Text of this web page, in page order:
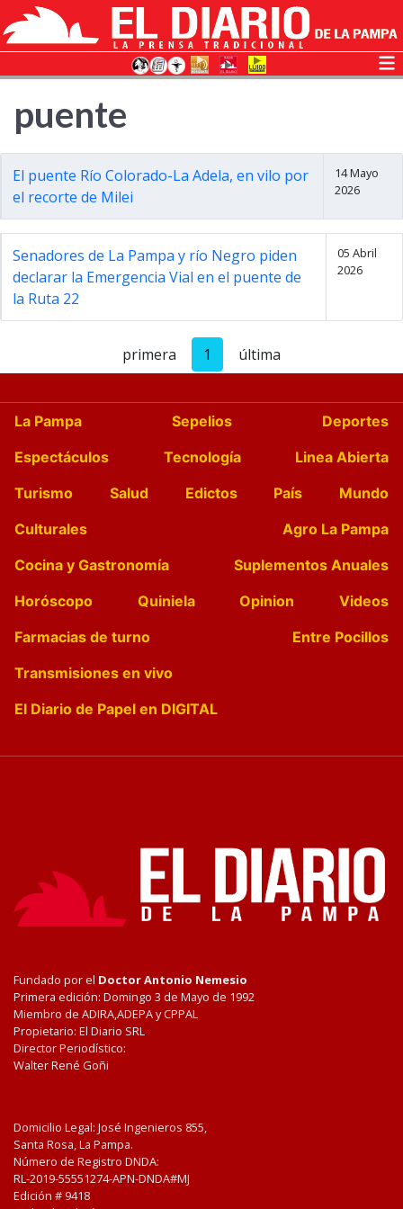
puente
El puente Río Colorado-La Adela, en vilo por
el recorte de Milei
14 Mayo
2026
Senadores de La Pampa y río Negro piden
declarar la Emergencia Vial en el puente de
la Ruta 22
05 Abril
2026
primera 1 última
La Pampa Sepelios
Deportes
Espectáculos
Tecnología
Linea Abierta
Turismo
Salud Edictos País
Mundo
Culturales
Agro La Pampa
Cocina y Gastronomía
Suplementos Anuales
Horóscopo
Quiniela Opinion
Videos
Farmacias de turno
Entre Pocillos
Transmisiones en vivo
El Diario de Papel en DIGITAL
Fundado por el Doctor Antonio Nemesio
Primera edición: Domingo 3 de Mayo de 1992
Miembro de ADIRA,ADEPA y CPPAL
Propietario: El Diario SRL
Director Periodístico:
Walter René Goñi
Domicilio Legal: José Ingenieros 855,
Santa Rosa, La Pampa.
Número de Registro DNDA:
RL-2019-55551274-APN-DNDA#MJ
Edición # 9418